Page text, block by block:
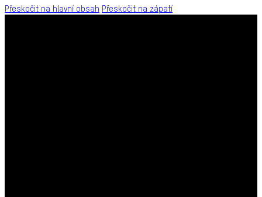
Přeskočit na hlavní obsah Přeskočit na zápatí